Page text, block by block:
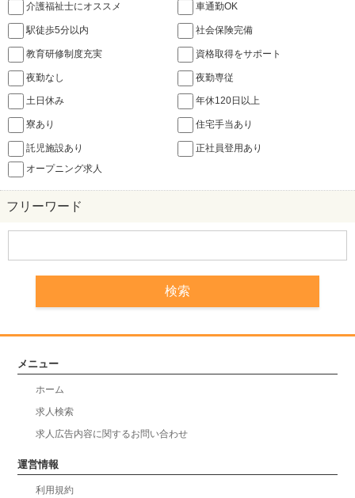
介護福祉士にオススメ 車通勤OK
駅徒歩5分以内 社会保険完備
教育研修制度充実 資格取得をサポート
夜勤なし 夜勤専従
土日休み 年休120日以上
寮あり 住宅手当あり
託児施設あり
正社員登用あり
オープニング求人
フリーワード
メニュー
ホーム
求人検索
求人広告内容に関するお問い合わせ
運営情報
利用規約